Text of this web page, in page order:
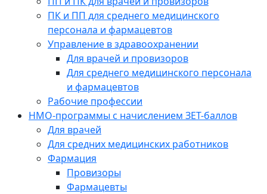
ПК и ПП для среднего медицинского
персонала и фармацевтов
Управление в здравоохранении
Для врачей и провизоров
Для среднего медицинского персонала
и фармацевтов
Рабочие профессии
НМО-программы с начислением ЗЕТ-баллов
Для врачей
Для средних медицинских работников
Фармация
Провизоры
Фармацевты